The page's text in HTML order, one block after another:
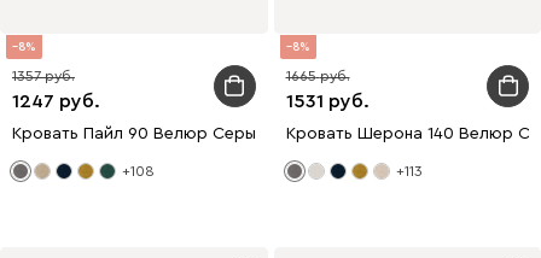
8
1247
1357
Кровать Пайл 90 Велюр Серый
+108
8
1531
1665
Кровать Шерона 140 Велюр
+113